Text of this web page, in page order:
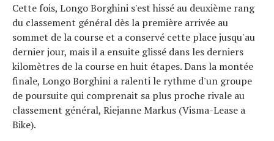
Cette fois, Longo Borghini s'est hissé au deuxième rang
du classement général dès la première arrivée au
sommet de la course et a conservé cette place jusqu'au
dernier jour, mais il a ensuite glissé dans les derniers
kilomètres de la course en huit étapes. Dans la montée
finale, Longo Borghini a ralenti le rythme d'un groupe
de poursuite qui comprenait sa plus proche rivale au
classement général, Riejanne Markus (Visma-Lease a
Bike).